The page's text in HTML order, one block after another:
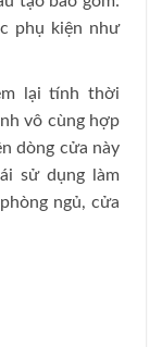
phụ kiện như
lại tính thời
vô cùng hợp
dòng cửa này
sử dụng làm
ngủ, cửa